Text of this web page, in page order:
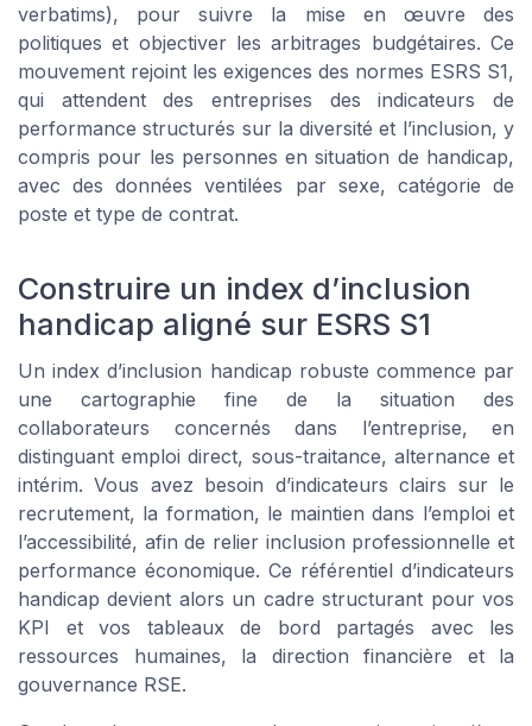
verbatims), pour suivre la mise en œuvre des
politiques et objectiver les arbitrages budgétaires. Ce
mouvement rejoint les exigences des normes ESRS S1,
qui attendent des entreprises des indicateurs de
performance structurés sur la diversité et l’inclusion, y
compris pour les personnes en situation de handicap,
avec des données ventilées par sexe, catégorie de
poste et type de contrat.
Construire un index d’inclusion
handicap aligné sur ESRS S1
Un index d’inclusion handicap robuste commence par
une cartographie fine de la situation des
collaborateurs concernés dans l’entreprise, en
distinguant emploi direct, sous-traitance, alternance et
intérim. Vous avez besoin d’indicateurs clairs sur le
recrutement, la formation, le maintien dans l’emploi et
l’accessibilité, afin de relier inclusion professionnelle et
performance économique. Ce référentiel d’indicateurs
handicap devient alors un cadre structurant pour vos
KPI et vos tableaux de bord partagés avec les
ressources humaines, la direction financière et la
gouvernance RSE.